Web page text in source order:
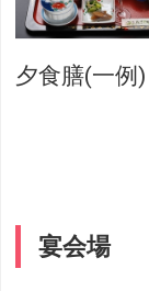
夕食膳(一例)
宴会場